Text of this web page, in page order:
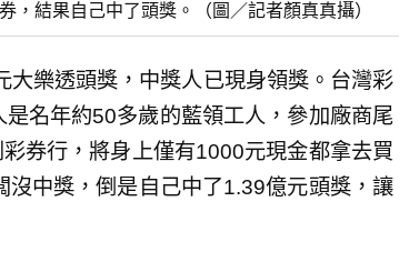
，結果自己中了頭獎。（圖／記者顏真真攝）
樂透頭獎，中獎人已現身領獎。台灣彩
名年約50多歲的藍領工人，參加廠商尾
券行，將身上僅有1000元現金都拿去買
中獎，倒是自己中了1.39億元頭獎，讓